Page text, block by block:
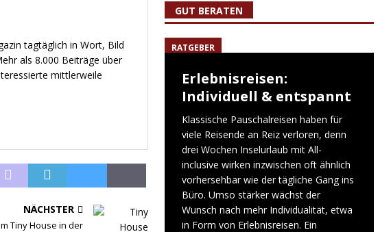
tagtäglich in Wort, Bild
als 8.000 Beiträge über
mittlerweile
NÄCHSTER
Tiny House in der
GUT BERATEN
RATGEBER
Erlebnisreisen:
Individuell & entspannt
Klassische Pauschalreisen haben für
viele Reisende an Reiz verloren, denn
drei Wochen Inselurlaub mit All-
inclusive wirken inzwischen oft ähnlich
vorhersehbar wie der tägliche Gang ins
Büro. Umso stärker wächst der
Wunsch nach mehr Individualität, etwa
in Form von Erlebnisreisen. Ein